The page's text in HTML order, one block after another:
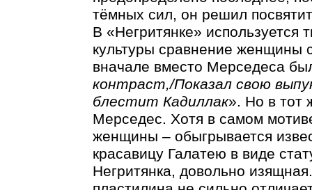
тёмных сил, он решил
В «Негритянке» используется
культуры сравнение женщины
вначале вместо Мерседеса
контраст,/Показал свою
блестит Кадиллак». Но в тот
Мерседес. Хотя в самом
женщины – обыгрывается
красавицу Галатею в виде
Негритянка, довольно